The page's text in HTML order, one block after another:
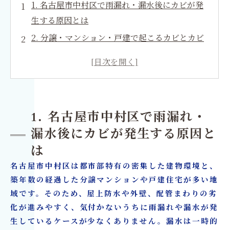
1. 名古屋市中村区で雨漏れ・漏水後にカビが発
生する原因とは
2. 分譲・マンション・戸建で起こるカビとカビ
考え方
5. カビ除去と内装復旧を一括で行うメリット
6. 漏水後の対応で重要な保険とエビデンス資料
7. よくある悩みとカビ問題への考え方
8. カビ再発を防ぐための日常的なポイント
9. 名古屋市中村区での改善事例から学ぶポイン
ト
1. 名古屋市中村区で雨漏れ・
漏水後にカビが発生する原因と
は
名古屋市中村区は都市部特有の密集した建物環境と、
築年数の経過した分譲マンションや戸建住宅が多い地
域です。そのため、屋上防水や外壁、配管まわりの劣
化が進みやすく、気付かないうちに雨漏れや漏水が発
生しているケースが少なくありません。漏水は一時的